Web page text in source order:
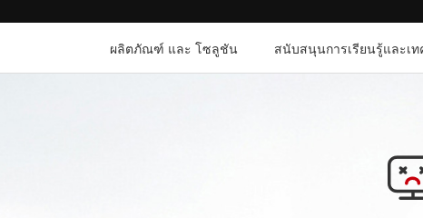
ผลิตภัณฑ์ และ โซลูชัน สนับสนุนการเรียนรู้และเ